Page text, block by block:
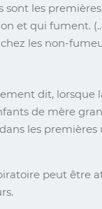
sont les
et qui fument.
les non-
dit, lorsque
de mère
les premières
peut être